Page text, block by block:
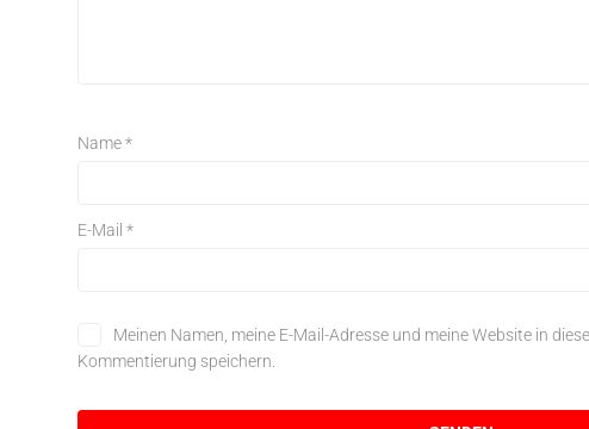
Name*
E-Mail *
Meinen Namen, meine E-Mail-Adresse und meine Website in
Kommentierung speichern.